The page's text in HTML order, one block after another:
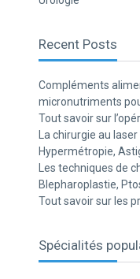
Recent Posts
Compléments
micronutriments
Tout savoir sur
La chirurgie au
Hypermétropie,
Les techniques de
Blepharoplastie,
Tout savoir sur les
Spécialités